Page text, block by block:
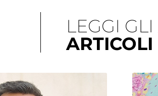
LEGGI GLI
ARTICOLI